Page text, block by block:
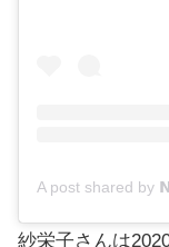
紗栄子さんは